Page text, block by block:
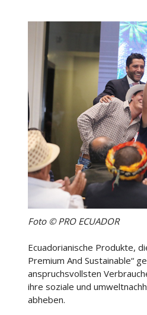
Foto © PRO ECUADOR
Ecuadorianische Produkte,
Premium And Sustainable“
anspruchsvollsten
ihre soziale und
abheben.